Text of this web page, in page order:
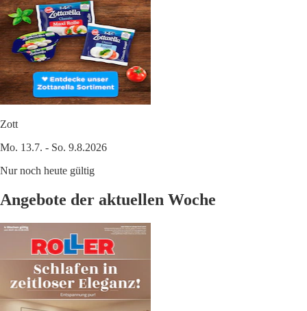
Zott
Mo. 13.7. - So. 9.8.2026
Nur noch heute gültig
Angebote der aktuellen Woche